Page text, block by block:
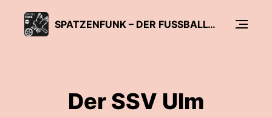
SPATZENFUNK – DER FUSSBALL-PODCAST DER SÜDWEST PRESSE
Der SSV Ulm